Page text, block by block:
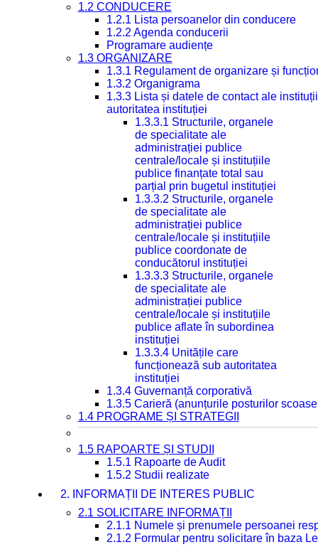
1.2 CONDUCERE
1.2.1 Lista persoanelor din conducere
1.2.2 Agenda conducerii
Programare audiențe
1.3 ORGANIZARE
1.3.1 Regulament de organizare și
1.3.2 Organigrama
1.3.3 Lista și datele de contact ale
autoritatea instituției
1.3.3.1 Structurile, organele
de specialitate ale
administrației publice
centrale/locale și instituțiile
publice finanțate total sau
parțial prin bugetul instituției
1.3.3.2 Structurile, organele
de specialitate ale
administrației publice
centrale/locale și instituțiile
publice coordonate de
conducătorul instituției
1.3.3.3 Structurile, organele
de specialitate ale
administrației publice
centrale/locale și instituțiile
publice aflate în subordinea
instituției
1.3.3.4 Unitățile care
funcționează sub autoritatea
instituției
1.3.4 Guvernanță corporativă
1.3.5 Carieră (anunțurile posturilor
1.4 PROGRAME ȘI STRATEGII
1.5 RAPOARTE ȘI STUDII
1.5.1 Rapoarte de Audit
1.5.2 Studii realizate
2. INFORMAȚII DE INTERES PUBLIC
2.1 SOLICITARE INFORMAȚII
2.1.1 Numele și prenumele persoanei
2.1.2 Formular pentru solicitare în baza